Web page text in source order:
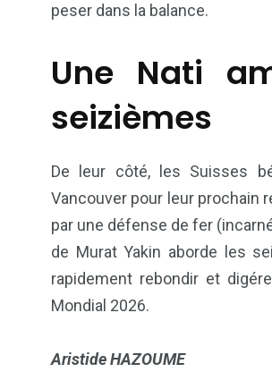
peser dans la balance.
Une Nati
seizièmes
De leur côté, les Suisses
Vancouver pour leur prochain
par une défense de fer
de Murat Yakin aborde les
rapidement rebondir et
Mondial 2026.
Aristide HAZOUME